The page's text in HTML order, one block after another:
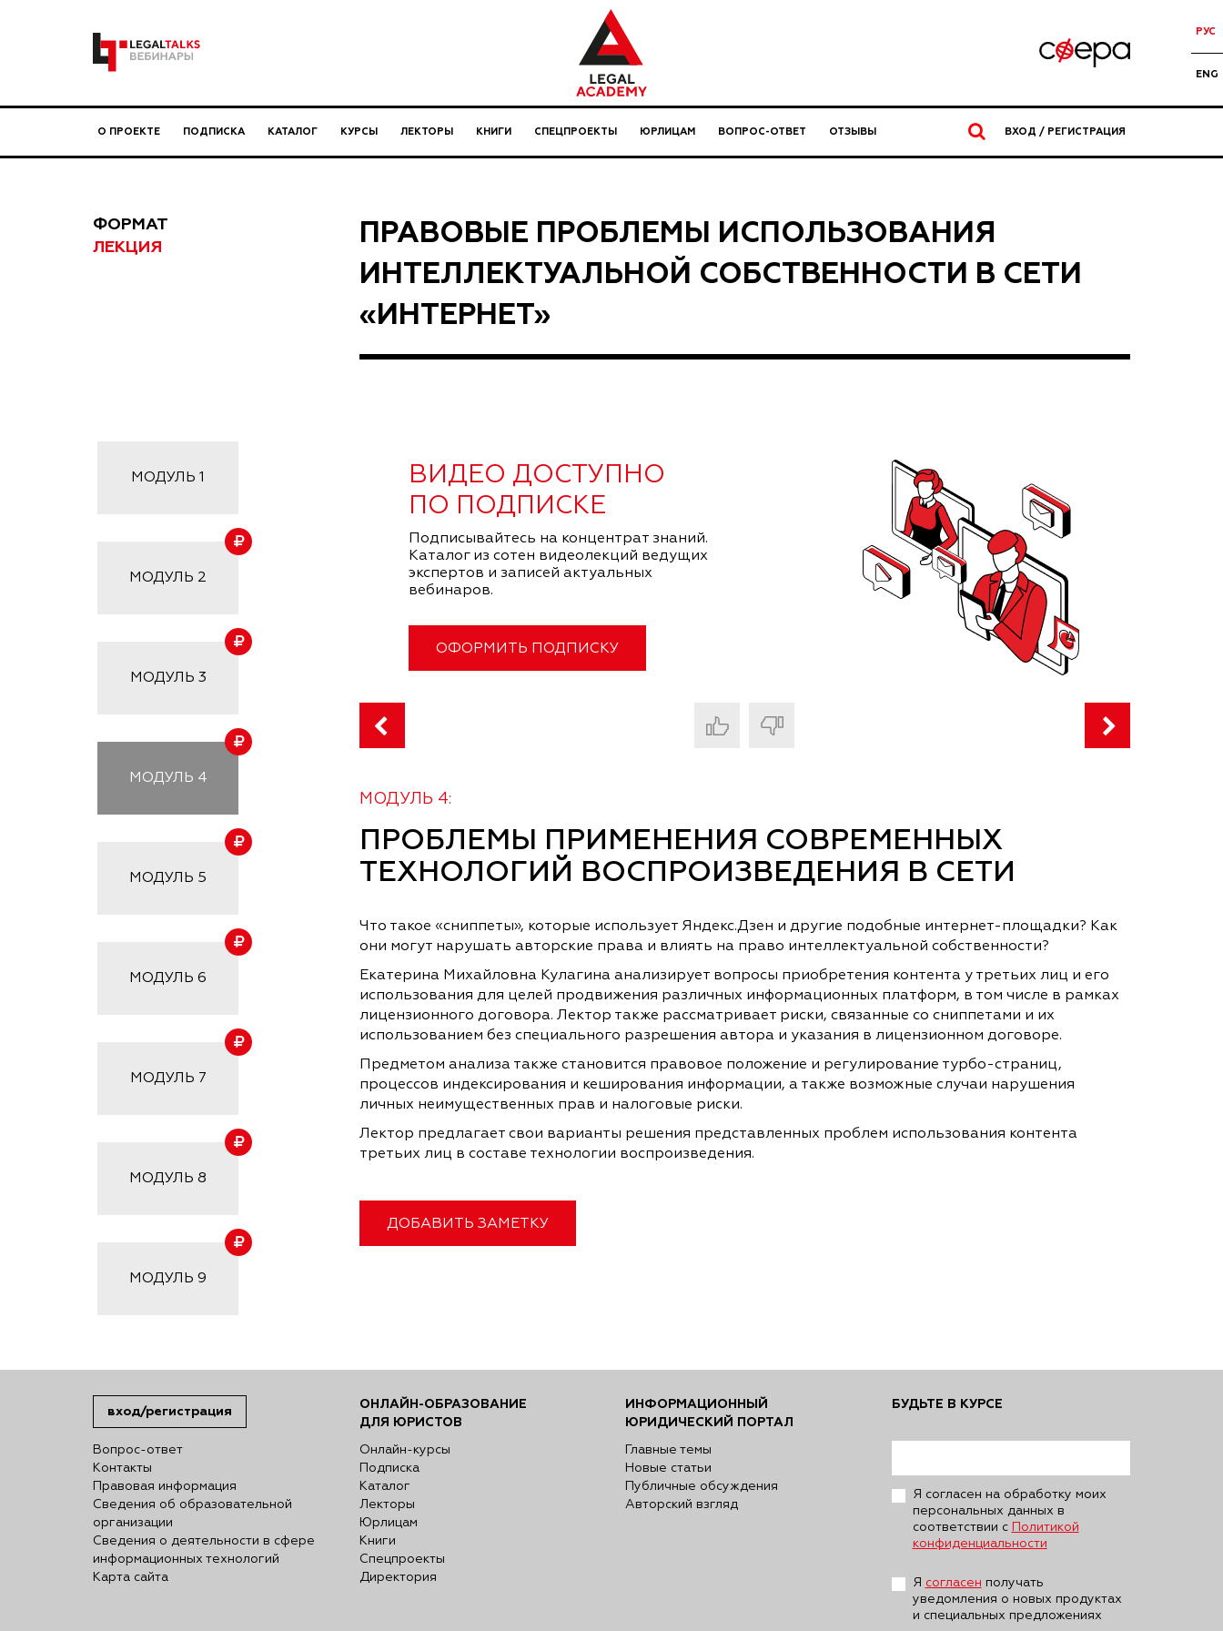
РУС
ENG
О ПРОЕКТЕ ПОДПИСКА КАТАЛОГ КУРСЫ ЛЕКТОРЫ КНИГИ СПЕЦПРОЕКТЫ ЮРЛИЦАМ ВОПРОС-ОТВЕТ ОТЗЫВЫ ВХОД / РЕГИСТРАЦИЯ
ФОРМАТ
ЛЕКЦИЯ
ПРАВОВЫЕ ПРОБЛЕМЫ ИСПОЛЬЗОВАНИЯ
ИНТЕЛЛЕКТУАЛЬНОЙ СОБСТВЕННОСТИ В СЕТИ
«ИНТЕРНЕТ»
МОДУЛЬ 1
МОДУЛЬ 2
МОДУЛЬ 3
МОДУЛЬ 4
МОДУЛЬ 5
МОДУЛЬ 6
МОДУЛЬ 7
МОДУЛЬ 8
МОДУЛЬ 9
ВИДЕО ДОСТУПНО
ПО ПОДПИСКЕ
Подписывайтесь на концентрат знаний.
Каталог из сотен видеолекций ведущих
экспертов и записей актуальных
вебинаров.
ОФОРМИТЬ ПОДПИСКУ
МОДУЛЬ 4:
ПРОБЛЕМЫ ПРИМЕНЕНИЯ СОВРЕМЕННЫХ
ТЕХНОЛОГИЙ ВОСПРОИЗВЕДЕНИЯ В СЕТИ
Что такое «сниппеты», которые использует Яндекс.Дзен и другие подобные интернет-площадки? Как
они могут нарушать авторские права и влиять на право интеллектуальной собственности?
Екатерина Михайловна Кулагина анализирует вопросы приобретения контента у третьих лиц и его
использования для целей продвижения различных информационных платформ, в том числе в рамках
лицензионного договора. Лектор также рассматривает риски, связанные со сниппетами и их
использованием без специального разрешения автора и указания в лицензионном договоре.
Предметом анализа также становится правовое положение и регулирование турбо-страниц,
процессов индексирования и кеширования информации, а также возможные случаи нарушения
личных неимущественных прав и налоговые риски.
Лектор предлагает свои варианты решения представленных проблем использования контента
третьих лиц в составе технологии воспроизведения.
ДОБАВИТЬ ЗАМЕТКУ
вход/регистрация
Вопрос-ответ
Контакты
Правовая информация
Сведения об образовательной
организации
Сведения о деятельности в сфере
информационных технологий
Карта сайта
ОНЛАЙН-ОБРАЗОВАНИЕ
ДЛЯ ЮРИСТОВ
Онлайн-курсы
Подписка
Каталог
Лекторы
Юрлицам
Книги
Спецпроекты
Директория
ИНФОРМАЦИОННЫЙ
ЮРИДИЧЕСКИЙ ПОРТАЛ
Главные темы
Новые статьи
Публичные обсуждения
Авторский взгляд
БУДЬТЕ В КУРСЕ
Я согласен на обработку моих
персональных данных в
соответствии с Политикой
конфиденциальности
Я согласен получать
уведомления о новых продуктах
и специальных предложениях